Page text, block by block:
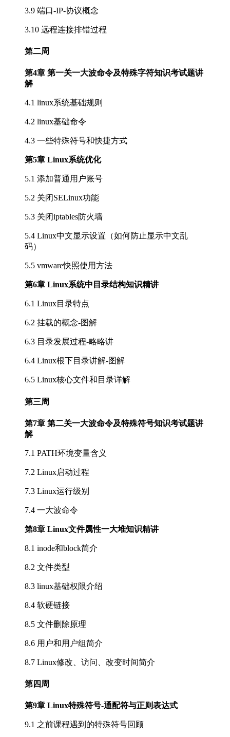
3.9 端口-IP-协议概念
3.10 远程连接排错过程
第二周
第4章 第一关一大波命令及特殊字符知识考试题讲
解
4.1 linux系统基础规则
4.2 linux基础命令
4.3 一些特殊符号和快捷方式
第5章 Linux系统优化
5.1 添加普通用户账号
5.2 关闭SELinux功能
5.3 关闭iptables防火墙
5.4 Linux中文显示设置（如何防止显示中文乱
码）
5.5 vmware快照使用方法
第6章 Linux系统中目录结构知识精讲
6.1 Linux目录特点
6.2 挂载的概念-图解
6.3 目录发展过程-略略讲
6.4 Linux根下目录讲解-图解
6.5 Linux核心文件和目录详解
第三周
第7章 第二关一大波命令及特殊符号知识考试题讲
解
7.1 PATH环境变量含义
7.2 Linux启动过程
7.3 Linux运行级别
7.4 一大波命令
第8章 Linux文件属性一大堆知识精讲
8.1 inode和block简介
8.2 文件类型
8.3 linux基础权限介绍
8.4 软硬链接
8.5 文件删除原理
8.6 用户和用户组简介
8.7 Linux修改、访问、改变时间简介
第四周
第9章 Linux特殊符号-通配符与正则表达式
9.1 之前课程遇到的特殊符号回顾